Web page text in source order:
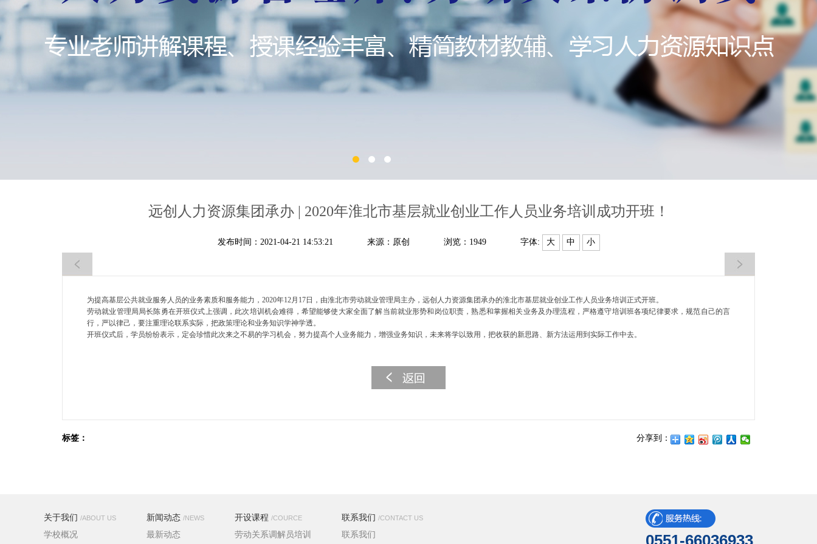
远创人力资源集团承办 | 2020年淮北市基层就业创业工作人员业务培训成功开班！
发布时间：2021-04-21 14:53:21 来源：原创 浏览：1949 字体: 大 中 小
为提高基层公共就业服务人员的业务素质和服务能力， 2020年12月17日，由淮北市劳动就业管理局主办，远创人力资源集团承办的淮北市基层就业创业工作人员业务培训正式开班。
劳动就业管理局局长陈勇在开班仪式上强调，此次培训机会难得，希望能够使大家全面了解当前就业形势和岗位职责，熟悉和掌握相关业务及办理流程，严格遵守培训班各项纪律要求，规范自己的言
行，严以律己，要注重理论联系实际，把政策理论和业务知识学神学透。
开班仪式后，学员纷纷表示，定会珍惜此次来之不易的学习机会，努力提高个人业务能力，增强业务知识，未来将学以致用，把收获的新思路、新方法运用到实际工作中去。
分享到：
标签：
关于我们 /ABOUT US
学校概况
新闻动态 /NEWS
最新动态
开设课程 /COURCE
劳动关系调解员培训
联系我们 /CONTACT US
联系我们 0551-66036933